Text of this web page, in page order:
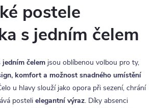
postele
s jedním čelem
jedním čelem jsou oblíbenou volbou pro ty,
komfort a možnost snadného umístění
u hlavy slouží jako opora při sezení, chrání
posteli elegantní výraz. Díky absenci